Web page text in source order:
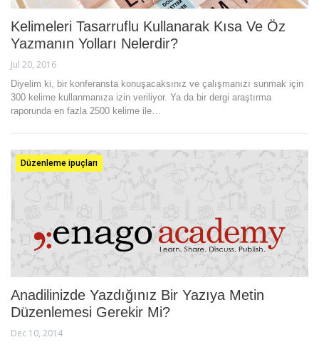
Kelimeleri Tasarruflu Kullanarak Kısa Ve Öz
Yazmanın Yolları Nelerdir?
Jul 20, 2016
Diyelim ki, bir konferansta konuşacaksınız ve çalışmanızı sunmak için
300 kelime kullanmanıza izin veriliyor. Ya da bir dergi araştırma
raporunda en fazla 2500 kelime ile…
Düzenleme ipuçları
Anadilinizde Yazdığınız Bir Yazıya Metin
Düzenlemesi Gerekir Mi?
Dec 10, 2014